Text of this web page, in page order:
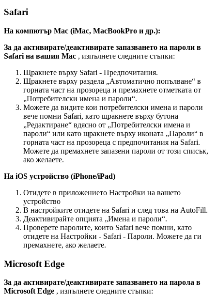
Safari
На компютър Mac (iMac, MacBookPro и др.):
За да активирате/деактивирате запазването на пароли в
Safari на вашия Mac , изпълнете следните стъпки:
Щракнете върху Safari - Предпочитания.
Щракнете върху раздела „Автоматично попълване“ в
горната част на прозореца и премахнете отметката от
„Потребителски имена и пароли“.
Можете да видите кои потребителски имена и пароли
вече помни Safari, като щракнете върху бутона
„Редактиране“ вдясно от „Потребителски имена и
пароли“ или като щракнете върху иконата „Пароли“ в
горната част на прозореца с предпочитания на Safari.
Можете да премахнете запазени пароли от този списък,
ако желаете.
На iOS устройство (iPhone/iPad)
Отидете в приложението Настройки на вашето
устройство
В настройките отидете на Safari и след това на AutoFill.
Деактивирайте опцията „Имена и пароли“.
Проверете паролите, които Safari вече помни, като
отидете на Настройки - Safari - Пароли. Можете да ги
премахнете, ако желаете.
Microsoft Edge
За да активирате/деактивирате запазването на парола в
Microsoft Edge , изпълнете следните стъпки: